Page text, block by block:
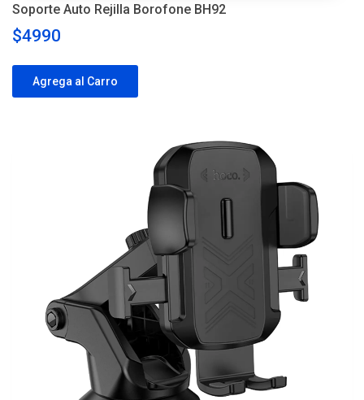
Soporte Auto Rejilla Borofone BH92
$4990
Agrega al Carro